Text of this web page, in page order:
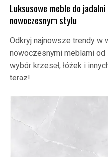
Luksusowe meble do
nowoczesnym stylu
Odkryj najnowsze trendy w
nowoczesnymi meblami
wybór krzeseł, łóżek i
teraz!